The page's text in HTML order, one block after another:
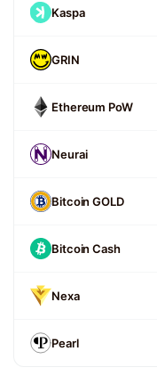
Kaspa
GRIN
Ethereum PoW
Neurai
Bitcoin GOLD
Bitcoin Cash
Nexa
Pearl